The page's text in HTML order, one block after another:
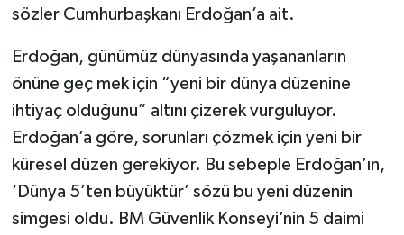
sözler Cumhurbaşkanı Erdoğan’a ait.
Erdoğan, günümüz dünyasında yaşananların
önüne geç mek için “yeni bir dünya düzenine
ihtiyaç olduğunu” altını çizerek vurguluyor.
Erdoğan’a göre, sorunları çözmek için yeni bir
küresel düzen gerekiyor. Bu sebeple Erdoğan’ın,
‘Dünya 5’ten büyüktür’ sözü bu yeni düzenin
simgesi oldu. BM Güvenlik Konseyi’nin 5 daimi